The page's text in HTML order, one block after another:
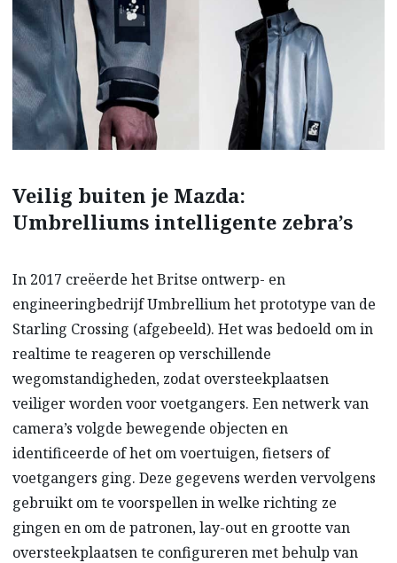
Veilig buiten je Mazda:
Umbrelliums intelligente zebra’s
In 2017 creëerde het Britse ontwerp- en
engineeringbedrijf Umbrellium het prototype van de
Starling Crossing (afgebeeld). Het was bedoeld om in
realtime te reageren op verschillende
wegomstandigheden, zodat oversteekplaatsen
veiliger worden voor voetgangers. Een netwerk van
camera’s volgde bewegende objecten en
identificeerde of het om voertuigen, fietsers of
voetgangers ging. Deze gegevens werden vervolgens
gebruikt om te voorspellen in welke richting ze
gingen en om de patronen, lay-out en grootte van
oversteekplaatsen te configureren met behulp van